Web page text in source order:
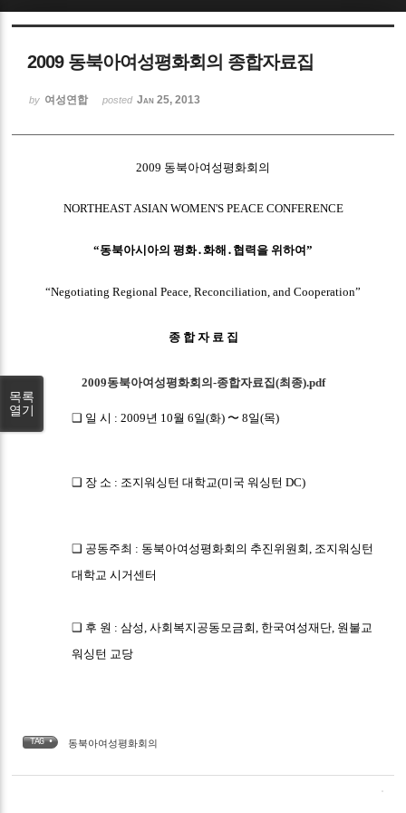
2009 동북아여성평화회의 종합자료집
by 여성연합 posted Jan 25, 2013
2009 동북아여성평화회의
NORTHEAST ASIAN WOMEN'S PEACE CONFERENCE
“동북아시아의 평화․화해․협력을 위하여”
“Negotiating Regional Peace, Reconciliation, and Cooperation”
종 합 자 료 집
2009동북아여성평화회의-종합자료집(최종).pdf
❑ 일 시 : 2009년 10월 6일(화) 〜 8일(목)
❑ 장 소 : 조지워싱턴 대학교(미국 워싱턴 DC)
❑ 공동주최 : 동북아여성평화회의 추진위원회 , 조지워싱턴
대학교 시거센터
❑ 후 원 : 삼성, 사회복지공동모금회, 한국여성재단, 원불교
워싱턴 교당
TAG • 동북아여성평화회의
목록
열기
Sketchbook5, 스케치북5
Sketchbook5, 스케치북5